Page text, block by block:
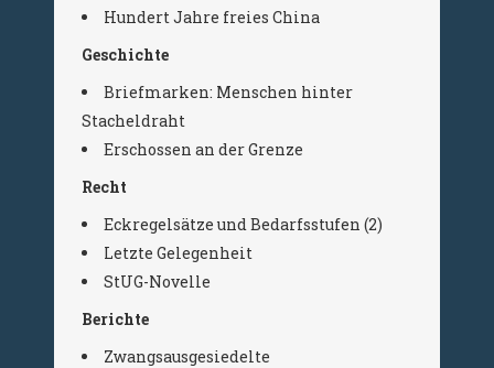
Hundert Jahre freies China
Geschichte
Briefmarken: Menschen hinter
Stacheldraht
Erschossen an der Grenze
Recht
Eckregelsätze und Bedarfsstufen (2)
Letzte Gelegenheit
StUG-Novelle
Berichte
Zwangsausgesiedelte